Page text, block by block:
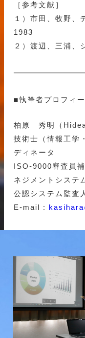
［参考文献］
１）市田、牧野、
1983
２）渡辺、三浦、
■執筆者プロフィ
柏原 秀明（
技術士（情報工学
ディネータ
ISO-9000審査員
ネジメントシステ
公認システム監査
E-mail :